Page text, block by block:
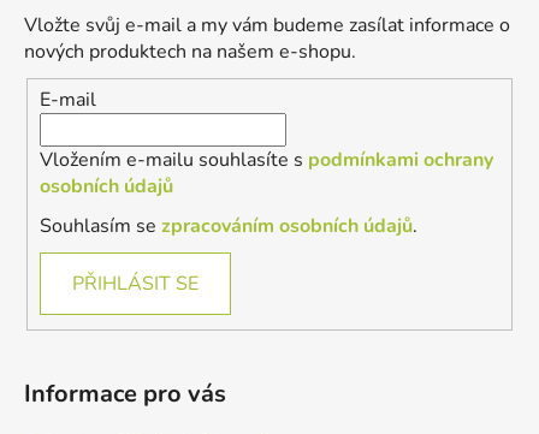
Vložte svůj e-mail a my vám budeme zasílat informace o
nových produktech na našem e-shopu.
E-mail
Vložením e-mailu souhlasíte s podmínkami ochrany
osobních údajů
Souhlasím se zpracováním osobních údajů.
PŘIHLÁSIT SE
Informace pro vás